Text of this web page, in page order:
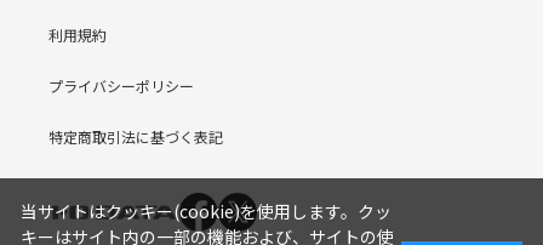
利用規約
プライバシーポリシー
特定商取引法に基づく表記
当サイトはクッキー(cookie)を使用します。クッ
キーはサイト内の一部の機能および、サイトの使